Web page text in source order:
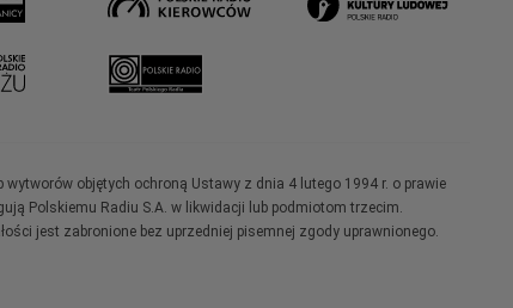
objętych ochroną Ustawy z dnia 4 lutego 1994 r. o prawie
Polskiemu Radiu S.A. w likwidacji lub podmiotom trzecim.
jest zabronione bez uprzedniej pisemnej zgody uprawnionego.